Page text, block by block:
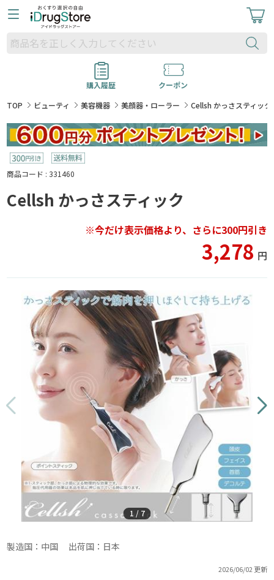
購入履歴
クーポン
TOP
ビューティ 美容機器 美顔器・ローラー Cellsh かっさスティック
商品コード : 331460
Cellsh かっさスティック
※今だけ表示価格より、さらに300円引き
3,278 円
1 / 7
製造国：中国 出荷国：日本
2026/06/02 更新